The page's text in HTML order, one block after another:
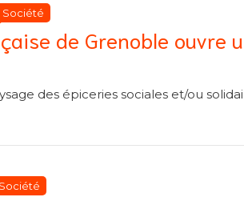
de Grenoble ouvre
Société
des épiceries sociales et/ou
Société